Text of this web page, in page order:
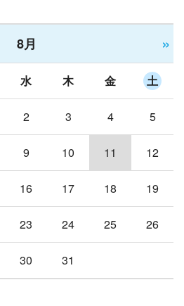
8月 »
水 木 金 土
2 3 4 5
9 10 11 12
16 17 18 19
23 24 25 26
30 31